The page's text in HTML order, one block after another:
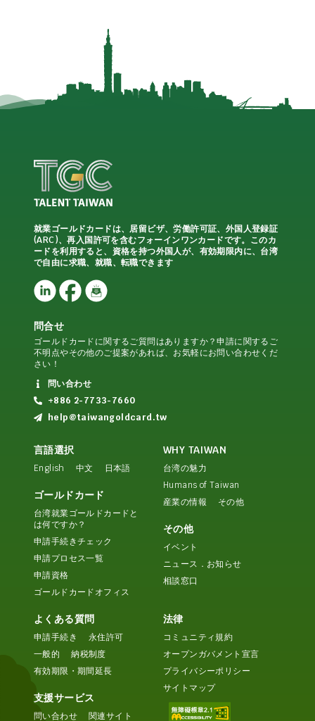
就業ゴールドカードは、居留ビザ、労働許可証、外国人登録証
(ARC)、再入国許可を含むフォーインワンカードです。このカ
ードを利用すると、資格を持つ外国人が、有効期限内に、台湾
で自由に求職、就職、転職できます
問合せ
ゴールドカードに関するご質問はありますか？申請に関するご
不明点やその他のご提案があれば、お気軽にお問い合わせくだ
さい！
問い合わせ
+886 2-7733-7660
help@taiwangoldcard.tw
言語選択
English 中文 日本語
ゴールドカード
台湾就業ゴールドカードと
は何ですか？
申請手続きチェック
申請プロセス一覧
申請資格
ゴールドカードオフィス
WHY TAIWAN
台湾の魅力
Humans of Taiwan
産業の情報
その他
その他
イベント
ニュース．お知らせ
相談窓口
よくある質問
申請手続き
永住許可
一般的
納税制度
有効期限・期間延長
支援サービス
問い合わせ 関連サイト
法律
コミュニティ規約
オープンガバメント宣言
プライバシーポリシー
サイトマップ